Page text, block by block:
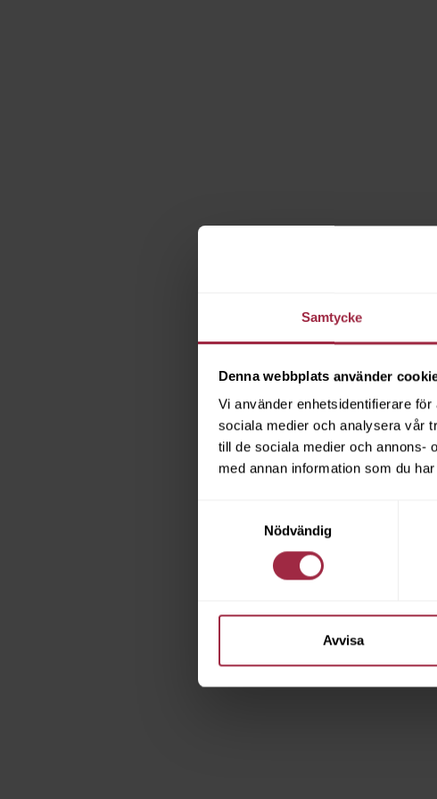
Samtycke
Denna webbplats använder
Vi använder enhetsidentifierare
sociala medier och analysera vår
till de sociala medier och annons-
med annan information som du
Nödvändig
Avvisa